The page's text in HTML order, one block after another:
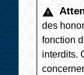
warning
des
fonction
interdits.